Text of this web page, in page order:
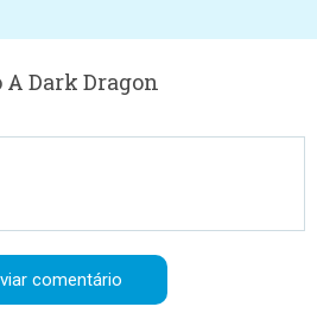
Dark Dragon